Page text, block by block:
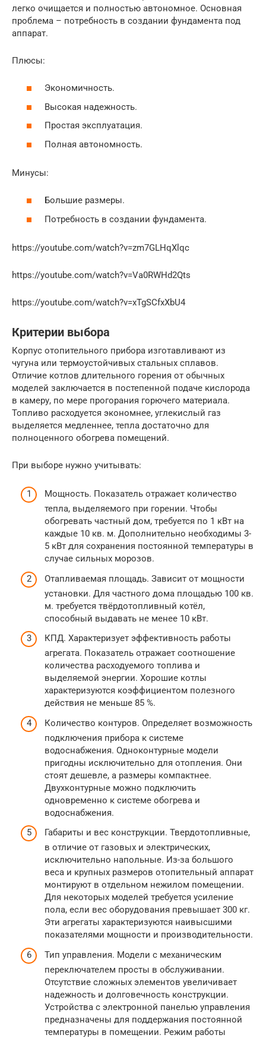
легко очищается и полностью автономное. Основная
проблема – потребность в создании фундамента под
аппарат.
Плюсы:
Экономичность.
Высокая надежность.
Простая эксплуатация.
Полная автономность.
Минусы:
Большие размеры.
Потребность в создании фундамента.
https://youtube.com/watch?v=zm7GLHqXlqc
https://youtube.com/watch?v=Va0RWHd2Qts
https://youtube.com/watch?v=xTgSCfxXbU4
Критерии выбора
Корпус отопительного прибора изготавливают из
чугуна или термоустойчивых стальных сплавов.
Отличие котлов длительного горения от обычных
моделей заключается в постепенной подаче кислорода
в камеру, по мере прогорания горючего материала.
Топливо расходуется экономнее, углекислый газ
выделяется медленнее, тепла достаточно для
полноценного обогрева помещений.
При выборе нужно учитывать:
Мощность. Показатель отражает количество
тепла, выделяемого при горении. Чтобы
обогревать частный дом, требуется по 1 кВт на
каждые 10 кв. м. Дополнительно необходимы 3-
5 кВт для сохранения постоянной температуры в
случае сильных морозов.
Отапливаемая площадь. Зависит от мощности
установки. Для частного дома площадью 100 кв.
м. требуется твёрдотопливный котёл,
способный выдавать не менее 10 кВт.
КПД. Характеризует эффективность работы
агрегата. Показатель отражает соотношение
количества расходуемого топлива и
выделяемой энергии. Хорошие котлы
характеризуются коэффициентом полезного
действия не меньше 85 %.
Количество контуров. Определяет возможность
подключения прибора к системе
водоснабжения. Одноконтурные модели
пригодны исключительно для отопления. Они
стоят дешевле, а размеры компактнее.
Двухконтурные можно подключить
одновременно к системе обогрева и
водоснабжения.
Габариты и вес конструкции. Твердотопливные,
в отличие от газовых и электрических,
исключительно напольные. Из-за большого
веса и крупных размеров отопительный аппарат
монтируют в отдельном нежилом помещении.
Для некоторых моделей требуется усиление
пола, если вес оборудования превышает 300 кг.
Эти агрегаты характеризуются наивысшими
показателями мощности и производительности.
Тип управления. Модели с механическим
переключателем просты в обслуживании.
Отсутствие сложных элементов увеличивает
надежность и долговечность конструкции.
Устройства с электронной панелью управления
предназначены для поддержания постоянной
температуры в помещении. Режим работы